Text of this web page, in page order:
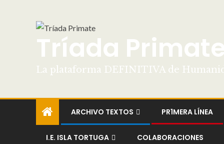
Tríada
La plataforma DEFINITIVA de
ARCHIVO TEXTOS PR1MERA LÍNEA
I.E. ISLA TORTUGA COLABORACIONES